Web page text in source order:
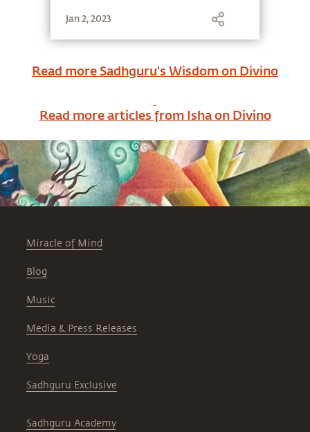
Jan 2, 2023
Read more Sadhguru's Wisdom on Divino
Read more articles from Isha on Divino
Miracle of Mind
Blog
Music
Media & Press Releases
Yoga
Sadhguru Exclusive
Sadhguru Academy